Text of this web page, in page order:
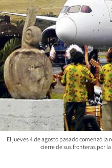
El jueves 4 de agosto pasado comenzó
cierre de sus fronteras por